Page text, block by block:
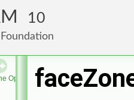
10
OpenFOAM Foundation